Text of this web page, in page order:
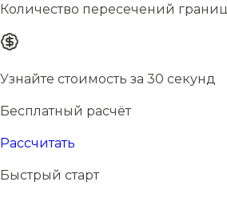
Количество пересечений границ
Узнайте стоимость за 30 секунд
Бесплатный расчёт
Рассчитать
Быстрый старт